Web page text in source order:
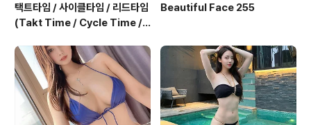
택트타임 / 사이클타임 / 리드타임
(Takt Time / Cycle Time / L
Beautiful Face 255